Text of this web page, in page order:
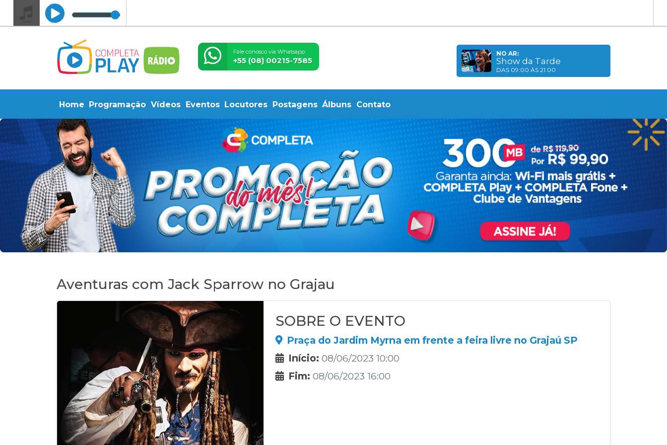
Fale conosco via Whatsapp:
+55 (08) 00215-7585
NO AR:
Show da Tarde
DAS 09:00 ÀS 21:00
Home Programação Vídeos Eventos Locutores Postagens Álbuns Contato
Aventuras com Jack Sparrow no Grajau
SOBRE O EVENTO
Praça do Jardim Myrna em frente a feira livre no Grajaú SP
Início: 08/06/2023 10:00
Fim: 08/06/2023 16:00